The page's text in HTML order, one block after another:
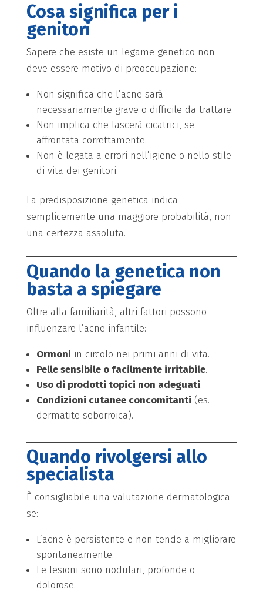
Cosa significa per i
genitori
Sapere che esiste un legame genetico non
deve essere motivo di preoccupazione:
Non significa che l’acne sarà
necessariamente grave o difficile da trattare.
Non implica che lascerà cicatrici, se
affrontata correttamente.
Non è legata a errori nell’igiene o nello stile
di vita dei genitori.
La predisposizione genetica indica
semplicemente una maggiore probabilità, non
una certezza assoluta.
Quando la genetica non
basta a spiegare
Oltre alla familiarità, altri fattori possono
influenzare l’acne infantile:
Ormoni in circolo nei primi anni di vita.
Pelle sensibile o facilmente irritabile.
Uso di prodotti topici non adeguati.
Condizioni cutanee concomitanti (es.
dermatite seborroica).
Quando rivolgersi allo
specialista
È consigliabile una valutazione dermatologica
se:
L’acne è persistente e non tende a migliorare
spontaneamente.
Le lesioni sono nodulari, profonde o
dolorose.